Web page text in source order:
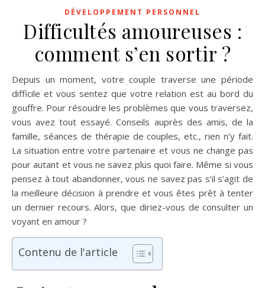
DÉVELOPPEMENT PERSONNEL
Difficultés amoureuses :
comment s’en sortir ?
Depuis un moment, votre couple traverse une période
difficile et vous sentez que votre relation est au bord du
gouffre. Pour résoudre les problèmes que vous traversez,
vous avez tout essayé. Conseils auprès des amis, de la
famille, séances de thérapie de couples, etc., rien n’y fait.
La situation entre votre partenaire et vous ne change pas
pour autant et vous ne savez plus quoi faire. Même si vous
pensez à tout abandonner, vous ne savez pas s’il s’agit de
la meilleure décision à prendre et vous êtes prêt à tenter
un dernier recours. Alors, que diriez-vous de consulter un
voyant en amour ?
Contenu de l'article